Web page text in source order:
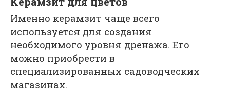
Именно керамзит чаще всего
используется для создания
необходимого уровня дренажа. Его
можно приобрести в
специализированных садоводческих
магазинах.